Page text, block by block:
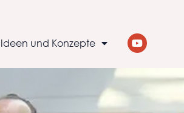
Ideen und Konzepte